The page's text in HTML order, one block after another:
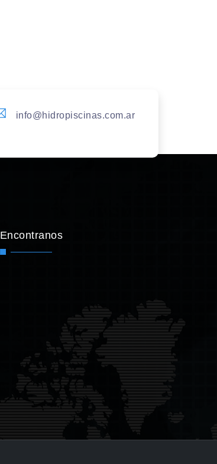
info@hidropiscinas.com.ar
Encontranos